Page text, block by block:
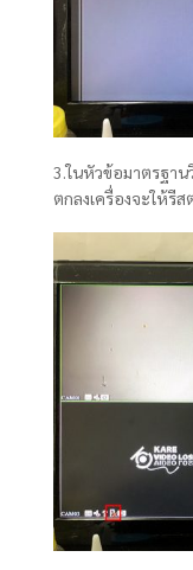
3.ในหัวข้อมาตรฐาน
ตกลงเครื่องจะให้รี